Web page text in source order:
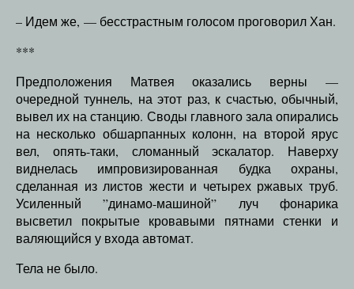
– Идем же, — бесстрастным голосом проговорил Хан.
***
Предположения Матвея оказались верны —
очередной туннель, на этот раз, к счастью, обычный,
вывел их на станцию. Своды главного зала опирались
на несколько обшарпанных колонн, на второй ярус
вел, опять-таки, сломанный эскалатор. Наверху
виднелась импровизированная будка охраны,
сделанная из листов жести и четырех ржавых труб.
Усиленный ”динамо-машиной” луч фонарика
высветил покрытые кровавыми пятнами стенки и
валяющийся у входа автомат.
Тела не было.